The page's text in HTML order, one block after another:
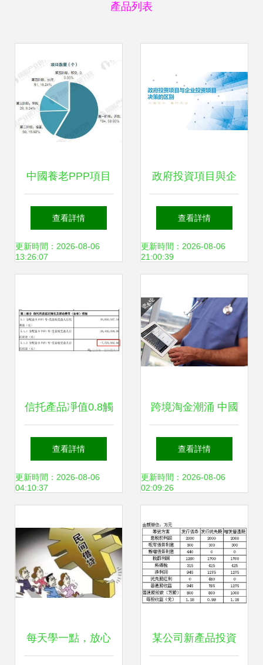
產品列表
中國養老PPP項目
投資模式解析與運
行現狀
查看詳情
更新時間：2026-08-06
13:26:07
政府投資項目與企
業投資項目決策在
實業投資領域的差
查看詳情
更新時間：2026-08-06
21:00:39
信托產品凈值0.8觸
發平倉，投資人三
年虧損20%背后的
查看詳情
更新時間：2026-08-06
04:10:37
跨境淘金潮涌 中國
資本重塑全球醫藥
投資版圖
查看詳情
更新時間：2026-08-06
02:09:26
每天學一點，放心 某公司新產品投資